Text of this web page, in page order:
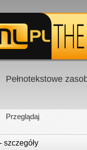
Pełnotekstowe
Przeglądaj
szczegóły